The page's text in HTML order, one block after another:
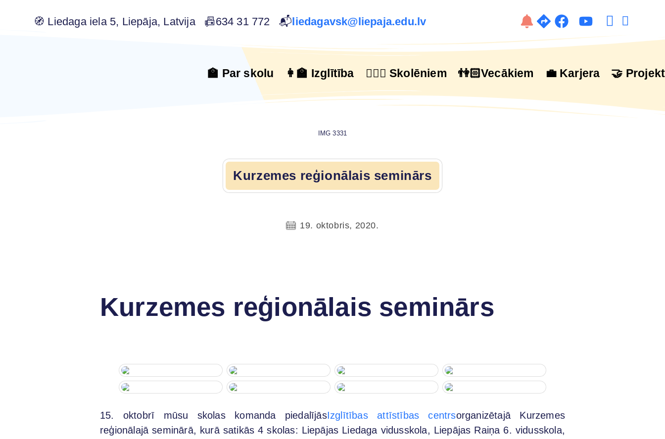
🧭 Liedaga iela 5, Liepāja, Latvija 📠634 31 772 📬 liedagavsk@liepaja.edu.lv
🏫 Par skolu 👩‍🏫 Izglītība 🙋🏻‍♂️ Skolēniem 👫🏻Vecākiem 💼 Karjera 🤝
IMG 3331
Kurzemes reģionālais seminārs
19. oktobris, 2020.
Kurzemes reģionālais seminārs
15. oktobrī mūsu skolas komanda piedalījāsIzglītības attīstības centrsorganizētajā Kurzemes
reģionālajā seminārā, kurā satikās 4 skolas: Liepājas Liedaga vidusskola, Liepājas Raiņa 6. vidusskola,